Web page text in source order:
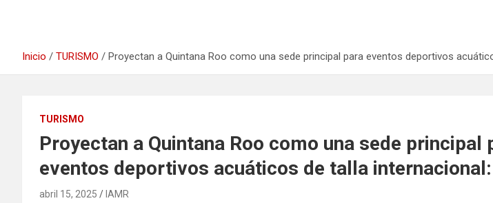
Inicio TURISMO Proyectan a Quintana Roo como una sede principal para eventos deportivos
TURISMO
Proyectan a Quintana Roo como una sede principal
eventos deportivos acuáticos de talla internacional:
abril 15, 2025 IAMR